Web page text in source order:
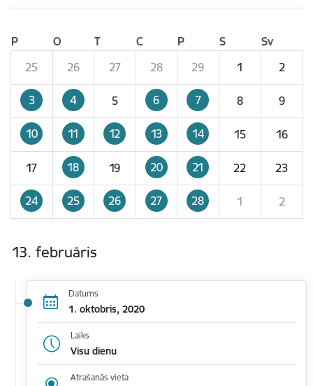
P O T C P S
Sv
25
26 27 28 29 1 2
3 4 5 6 7 8 9
10 11 12 13 14 15 16
17 18 19 20 21 22 23
24 25 26 27 28 1 2
13. februāris
Datums
1. oktobris, 2020
Laiks
Visu dienu
Atrašanās vieta